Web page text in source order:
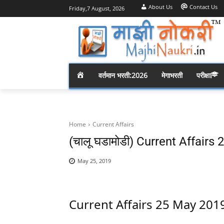
Friday,7 August, 2026 About Us Contact Us
M
E
वर्तमान भरती:2026 मेगाभरती परीक्षा
Home Current Affairs
(चालू घडामोडी) Current Affairs
May 25, 2019
Current Affairs 25 May